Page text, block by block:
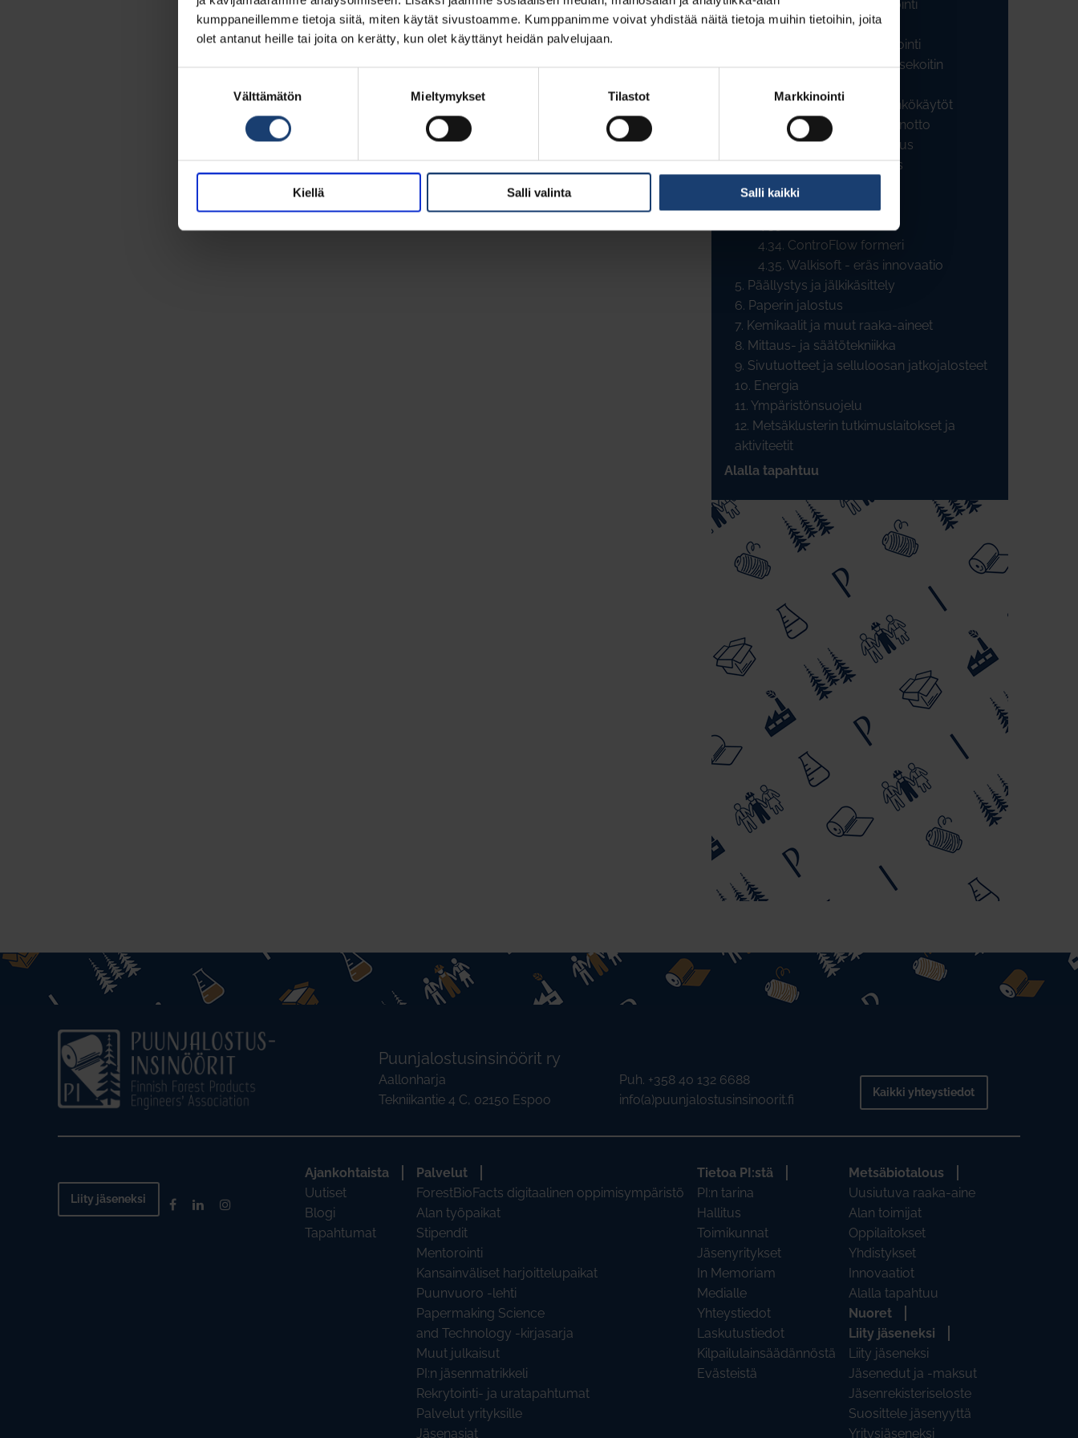
kumppaneillemme tietoja siitä, miten käytät sivustoamme. Kumppanimme voivat yhdistää näitä tietoja muihin tietoihin, joita
olet antanut heille tai joita on kerätty, kun olet käyttänyt heidän palvelujaan.
Välttämätön Mieltymykset Tilastot Markkinointi
Kiellä Salli valinta Salli kaikki
4.23. Paperiradan stabilointi
puhalluslaatikoilla
4.24. Metal Belt kalanterointi
4.25. Trumpjet kemikaalisekoitin
4.27. Paperikoneiden sähkökäytöt
4.28. AHR lämmöntalteenotto
4.29. Adaptiivinen jauhatus
4.30. Condebelt kuivatus
4.31. Karhulan A-tela
4.34. ControFlow formeri
4.35. Walkisoft - eräs innovaatio
5. Päällystys ja jälkikäsittely
6. Paperin jalostus
7. Kemikaalit ja muut raaka-aineet
8. Mittaus- ja säätötekniikka
9. Sivutuotteet ja selluloosan jatkojalosteet
10. Energia
11. Ympäristönsuojelu
12. Metsäklusterin tutkimuslaitokset ja
aktiviteetit
Alalla tapahtuu
Puunjalostusinsinöörit ry
Aallonharja
Tekniikantie 4 C, 02150 Espoo
Puh. +358 40 132 6688
info(a)puunjalostusinsinoorit.fi
Kaikki yhteystiedot
Liity jäseneksi
Ajankohtaista
Uutiset
Blogi
Tapahtumat
Palvelut
ForestBioFacts digitaalinen oppimisympäristö
Alan työpaikat
Stipendit
Mentorointi
Kansainväliset harjoittelupaikat
Puunvuoro -lehti
Papermaking Science
and Technology -kirjasarja
Muut julkaisut
PI:n jäsenmatrikkeli
Rekrytointi- ja uratapahtumat
Palvelut yrityksille
Jäsenasiat
Tietoa PI:stä
PI:n tarina
Hallitus
Toimikunnat
Jäsenyritykset
In Memoriam
Medialle
Yhteystiedot
Laskutustiedot
Kilpailulainsäädännöstä
Evästeistä
Metsäbiotalous
Uusiutuva raaka-aine
Alan toimijat
Oppilaitokset
Yhdistykset
Innovaatiot
Alalla tapahtuu
Nuoret
Liity jäseneksi
Liity jäseneksi
Jäsenedut ja -maksut
Jäsenrekisteriseloste
Suosittele jäsenyyttä
Yritysjäseneksi